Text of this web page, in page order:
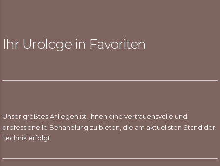
Ihr Urologe in Favoriten
Unser größtes Anliegen ist, Ihnen eine vertrauensvolle und
professionelle Behandlung zu bieten, die am aktuellsten Stand der
Technik erfolgt.